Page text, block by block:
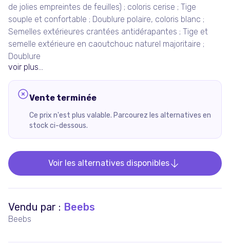
de jolies empreintes de feuilles) ; coloris cerise ; Tige
souple et confortable ; Doublure polaire, coloris blanc ;
Semelles extérieures crantées antidérapantes ; Tige et
semelle extérieure en caoutchouc naturel majoritaire ;
Doublure
voir plus...
Vente terminée
Ce prix n'est plus valable. Parcourez les alternatives en
stock ci-dessous.
Voir les alternatives disponibles
Vendu par : Beebs
Beebs